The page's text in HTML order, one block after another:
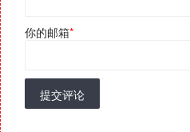
你的邮箱*
提交评论